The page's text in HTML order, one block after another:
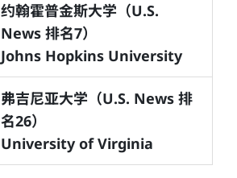
约翰霍普金斯大学（U.S.
News 排名7）
Johns Hopkins University
弗吉尼亚大学（U.S. News 排
名26）
University of Virginia